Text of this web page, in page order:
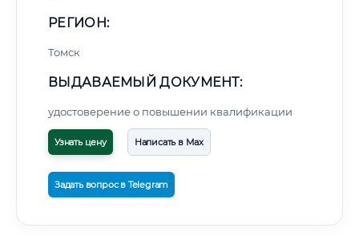
РЕГИОН:
Томск
ВЫДАВАЕМЫЙ ДОКУМЕНТ:
удостоверение о повышении квалификации
Узнать цену Написать в Max
Задать вопрос в Telegram